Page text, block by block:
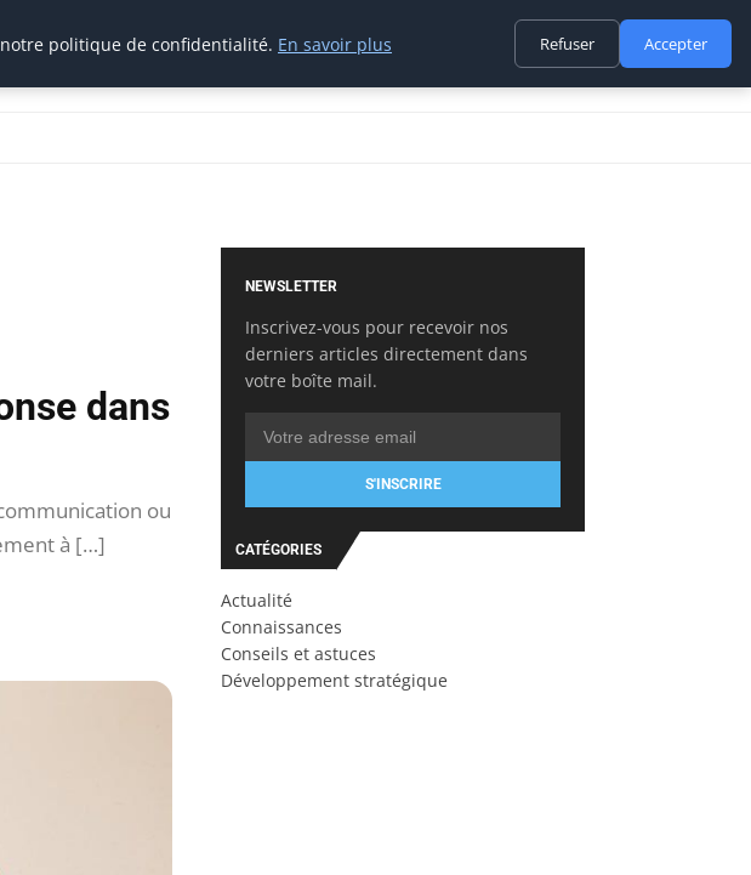
dans
ou
à […]
NEWSLETTER
Inscrivez-vous pour recevoir nos
derniers articles directement dans
votre boîte mail.
S'INSCRIRE
CATÉGORIES
Actualité
Connaissances
Conseils et astuces
Développement stratégique
politique de confidentialité. En savoir plus Refuser Accepter